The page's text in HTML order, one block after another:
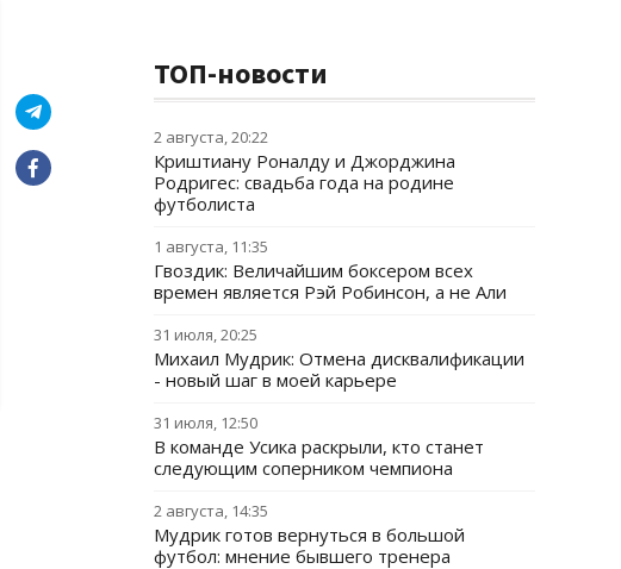
ТОП-новости
2 августа, 20:22
Криштиану Роналду и Джорджина
Родригес: свадьба года на родине
футболиста
1 августа, 11:35
Гвоздик: Величайшим боксером всех
времен является Рэй Робинсон, а не Али
31 июля, 20:25
Михаил Мудрик: Отмена дисквалификации
- новый шаг в моей карьере
31 июля, 12:50
В команде Усика раскрыли, кто станет
следующим соперником чемпиона
2 августа, 14:35
Мудрик готов вернуться в большой
футбол: мнение бывшего тренера